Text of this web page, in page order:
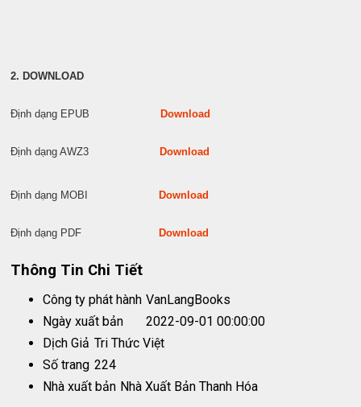
2. DOWNLOAD
Định dạng EPUB Download
Định dạng AWZ3 Download
Định dạng MOBI Download
Định dạng PDF Download
Thông Tin Chi Tiết
Công ty phát hành VanLangBooks
Ngày xuất bản
2022-09-01 00:00:00
Dịch Giả Tri Thức Việt
Số trang 224
Nhà xuất bản Nhà Xuất Bản Thanh Hóa